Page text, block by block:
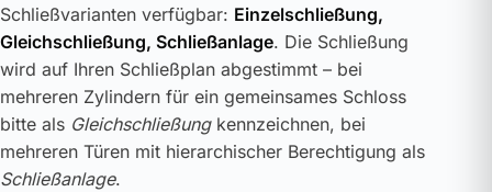
Schließvarianten verfügbar: Einzelschließung,
Gleichschließung, Schließanlage. Die Schließung
wird auf Ihren Schließplan abgestimmt – bei
mehreren Zylindern für ein gemeinsames Schloss
bitte als Gleichschließungkennzeichnen, bei
mehreren Türen mit hierarchischer Berechtigung als
Schließanlage.